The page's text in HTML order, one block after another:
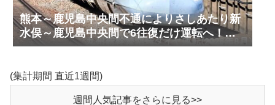
熊本～鹿児島中央間不通によりさしあたり新
水俣～鹿児島中央間で6往復だけ運転へ！
九州新幹線臨時ダイヤ運転(2026年8月)
(集計期間 直近1週間)
週間人気記事をさらに見る>>